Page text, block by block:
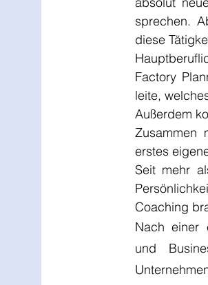
sprechen.
diese
Factory
leite,
Außerdem
Zusammen
erstes
Seit mehr
Coaching
Nach einer
und